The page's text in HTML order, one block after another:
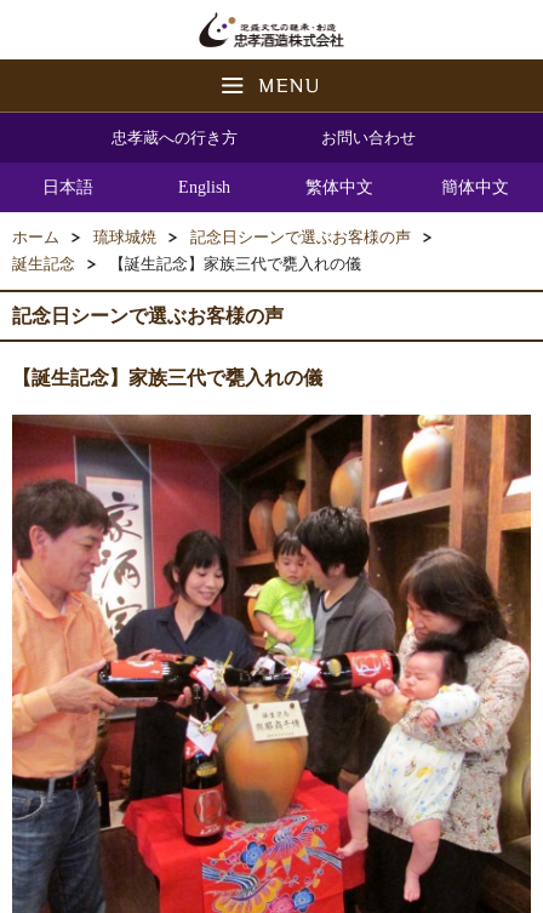
忠孝蔵への行き方 お問い合わせ
日本語 English 繁体中文 簡体中文
ホーム 琉球城焼
記念日シーンで選ぶお客様の声
誕生記念
【誕生記念】家族三代で甕入れの儀
記念日シーンで選ぶお客様の声
【誕生記念】家族三代で甕入れの儀